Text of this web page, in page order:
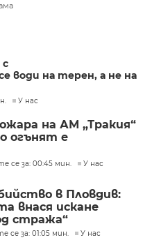
води на терен, а не на
У нас
на АМ „Тракия“
огънят е
се за: 00:45 мин. У нас
в Пловдив:
внася искане
стража“
се за: 01:05 мин. У нас